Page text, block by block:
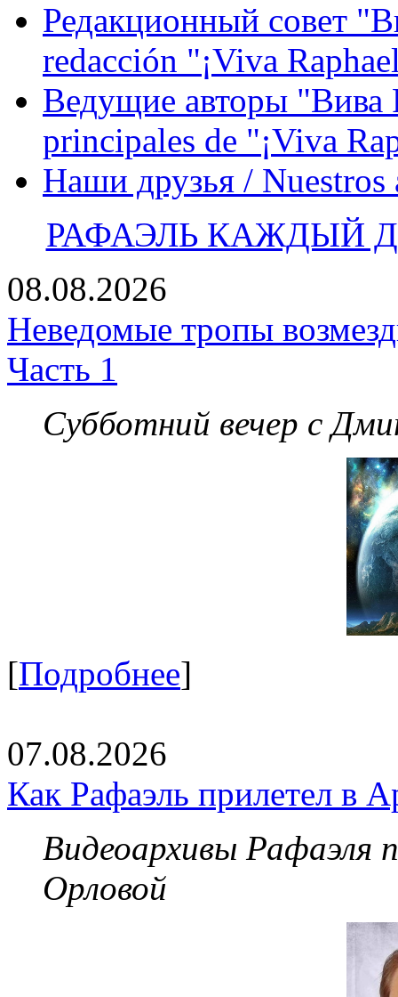
Редакционный совет
redacción "¡Viva
Ведущие авторы "Вива
principales de "¡Viva
Наши друзья / Nuestros
РАФАЭЛЬ КАЖДЫЙ
08.08.2026
Неведомые тропы
Часть 1
Субботний вечер с
[Подробнее]
07.08.2026
Как Рафаэль прилетел в
Видеоархивы Рафаэля
Орловой